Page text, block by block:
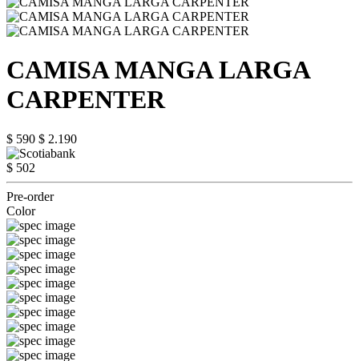
CAMISA MANGA LARGA
CARPENTER
$ 590 $ 2.190
$ 502
Pre-order
Color